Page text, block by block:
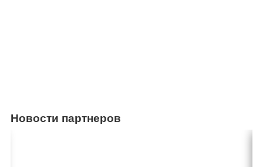
Новости партнеров